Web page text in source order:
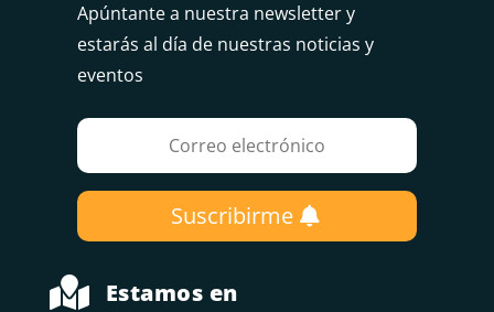
Apúntante a nuestra newsletter y
estarás al día de nuestras noticias y
eventos
Suscribirme
 Estamos en